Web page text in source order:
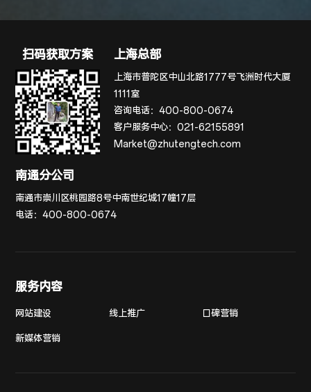
扫码获取方案 上海总部
上海市普陀区中山北路1777号飞洲时代大厦
1111室
咨询电话：400-800-0674
客户服务中心：021-62155891
Market@zhutengtech.com
南通分公司
南通市崇川区桃园路8号中南世纪城17幢17层
电话：400-800-0674
服务内容
网站建设 线上推广 口碑营销
新媒体营销